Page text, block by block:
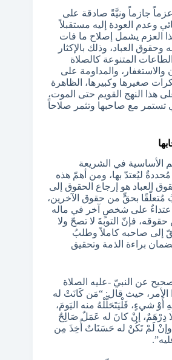
عزماً جازماً ونيَّةً صادقة على
وعدم العودة إليه مستقبلاً
العزم يشمل إصلاح ما فات
العباد، وذلك بالإكثار
المتنوعة كالصلاة
والاستغفار، والمداومة على
صغيرها وكبيرها، الظاهرة
هذا النهج القويم حتى الموت،
تستمر مع صاحبها وتثمر صلاحاً
الأساسية في الشريعة
ليُعتدّ بها، ومن أهمّ هذه
العباد هو إرجاع الحقوق إلى
مُتعلّقًا بحقٍّ من حقوق الآخرين،
على شخصٍ آخر في ماله
فإنّ التوبةَ لا تصحّ ولا
إلى صاحبه كاملاً وطلبُ
براءة الذمة وتحقيق
عن النبيّ -عليه الصلاة
الأمر، حيث قال: “مَن كَانَتْ له
شيءٍ، فَلْيَتَحَلَّلْهُ منه اليَومَ،
دِرْهَمٌ، إنْ كانَ له عَمَلٌ صَالِحٌ
وإنْ لَمْ تَكُنْ له حَسَنَاتٌ أُخِذَ مِن